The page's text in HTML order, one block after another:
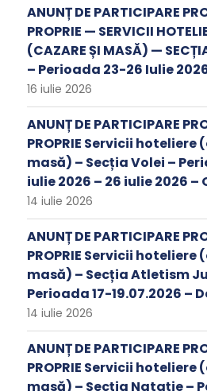
ANUNȚ DE PARTICIPARE
PROPRIE — SERVICII
(CAZARE ȘI MASĂ) —
– Perioada 23-26 Iulie
16 iulie 2026
ANUNȚ DE PARTICIPARE
PROPRIE Servicii hoteliere
masă) – Secția Volei –
iulie 2026 – 26 iulie 2026 –
14 iulie 2026
ANUNȚ DE PARTICIPARE
PROPRIE Servicii hoteliere
masă) – Secția Atletism
Perioada 17-19.07.2026 –
14 iulie 2026
ANUNȚ DE PARTICIPARE
PROPRIE Servicii hoteliere
masă) – Secția Natație –